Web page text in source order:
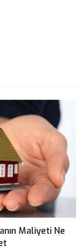
Maliyeti Ne